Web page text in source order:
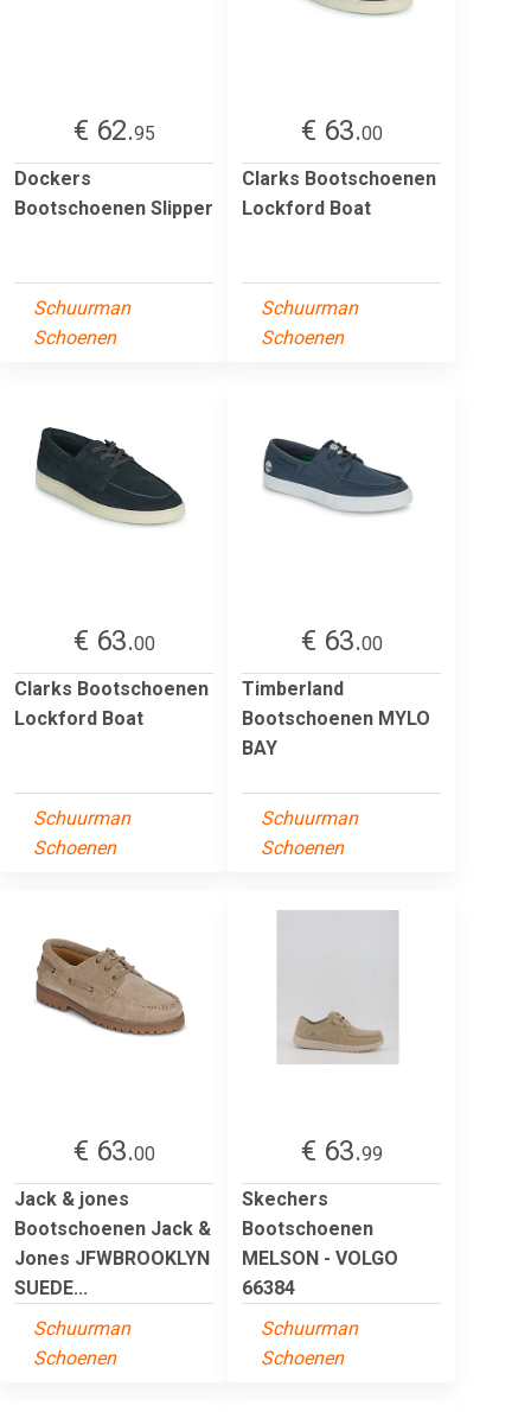
€ 62.95
Dockers
Bootschoenen Slipper
Schuurman
Schoenen
€ 63.00
Clarks Bootschoenen
Lockford Boat
Schuurman
Schoenen
€ 63.00
Clarks Bootschoenen
Lockford Boat
Schuurman
Schoenen
€ 63.00
Timberland
Bootschoenen MYLO
BAY
Schuurman
Schoenen
€ 63.00
Jack & jones
Bootschoenen Jack &
Jones JFWBROOKLYN
SUEDE...
Schuurman
Schoenen
€ 63.99
Skechers
Bootschoenen
MELSON - VOLGO
66384
Schuurman
Schoenen